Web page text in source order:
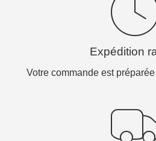
Expédition
Votre commande est